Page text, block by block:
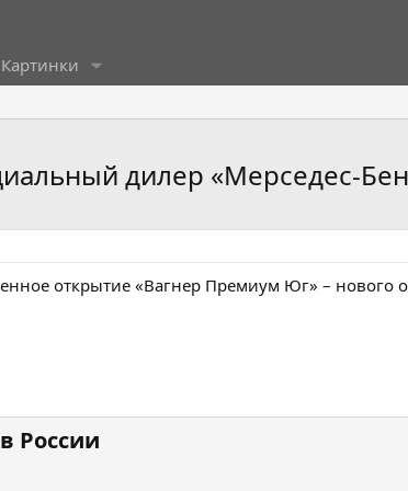
Картинки
дилер «Мерседес-
открытие «Вагнер Премиум Юг» –
России